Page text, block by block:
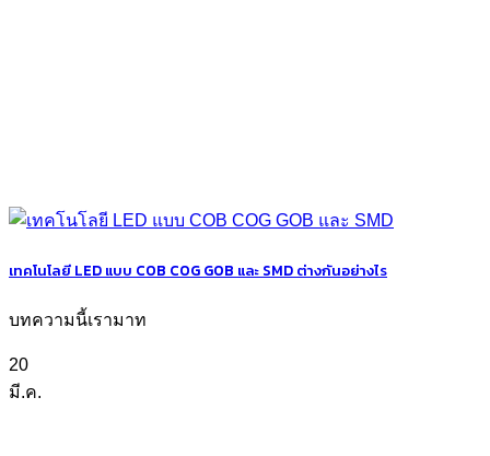
เทคโนโลยี LED แบบ COB COG GOB และ SMD ต่างกันอย่างไร
บทความนี้เรามาท
20
มี.ค.